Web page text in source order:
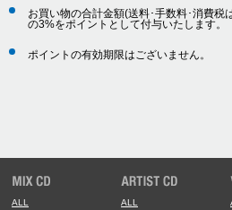
お買い物の合計金額(送料･手数料･消費税
の3%をポイントとして付与いたします。
ポイントの有効期限はございません。
ALL ALL